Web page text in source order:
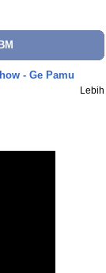
- Ge Pamu
Lebih